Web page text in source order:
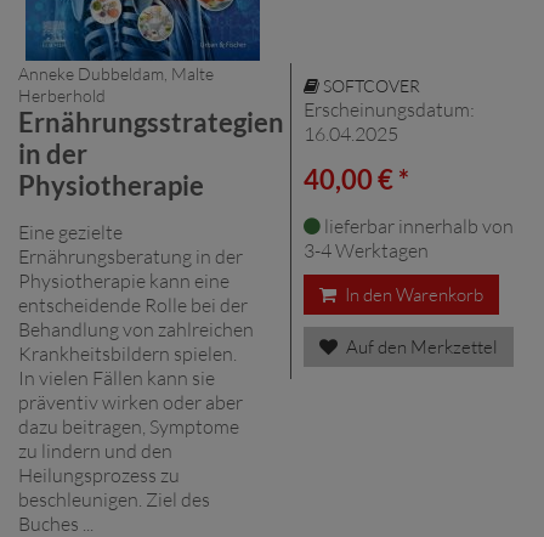
Anneke Dubbeldam, Malte
Herberhold
Ernährungsstrategien
in der
Physiotherapie
Eine gezielte
Ernährungsberatung in der
Physiotherapie kann eine
entscheidende Rolle bei der
Behandlung von zahlreichen
Krankheitsbildern spielen.
In vielen Fällen kann sie
präventiv wirken oder aber
dazu beitragen, Symptome
zu lindern und den
Heilungsprozess zu
beschleunigen. Ziel des
Buches ...
SOFTCOVER
Erscheinungsdatum:
16.04.2025
40,00 € *
lieferbar innerhalb von
3-4 Werktagen
In den Warenkorb
Auf den Merkzettel